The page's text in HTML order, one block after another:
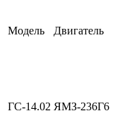
Модель Двигатель
ГС-14.02 ЯМЗ-236Г6